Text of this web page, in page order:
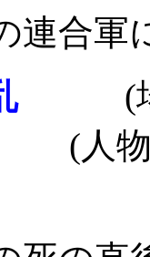
連合軍
(場所)
(人物)